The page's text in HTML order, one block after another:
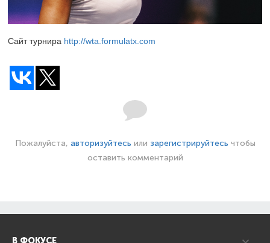
Сайт турнира http://wta.formulatx.com
Пожалуйста, авторизуйтесь или зарегистрируйтесь чтобы
оставить комментарий
В ФОКУСЕ